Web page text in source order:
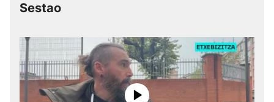
Sestao